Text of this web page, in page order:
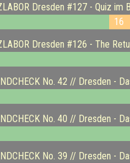
Dresden #127 - Quiz im
16
Dresden #126 - The
No. 42 // Dresden -
No. 40 // Dresden -
No. 39 // Dresden -